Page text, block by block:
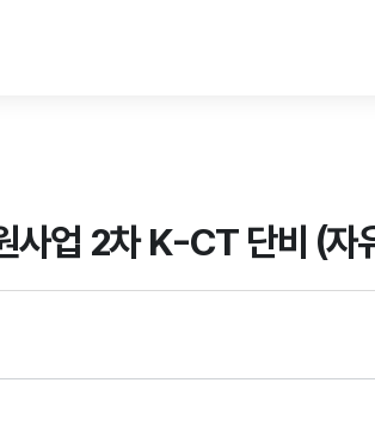
사업 2차 K-CT 단비 (자